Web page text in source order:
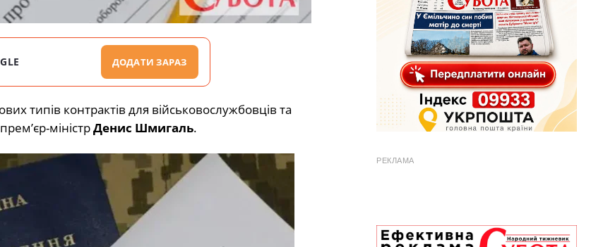
ДОДАТИ ЗАРАЗ
типів контрактів для військовослужбовців та
міністрДенис Шмигаль.
РЕКЛАМА